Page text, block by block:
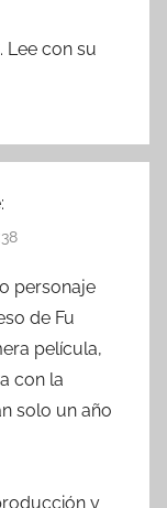
Lee con su
personaje
de Fu
película,
con la
solo un año
y